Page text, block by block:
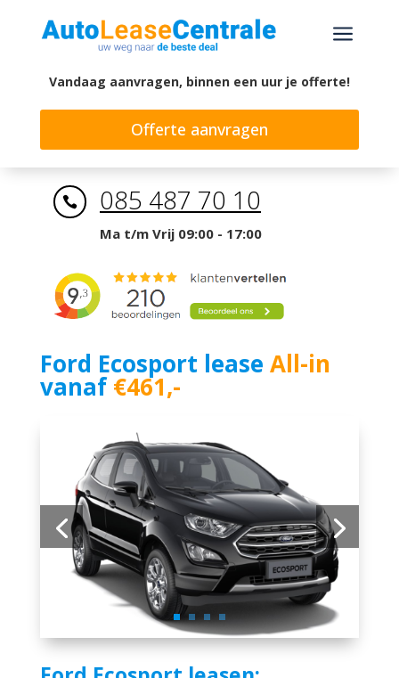
a
Vandaag aanvragen, binnen een uur je offerte!
Offerte aanvragen
 085 487 70 10
Ma t/m Vrij 09:00 - 17:00
Ford Ecosport lease All-in
vanaf€461,-